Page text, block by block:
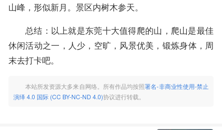
山峰，形似新月。景区内树木参天。
总结：以上就是东莞十大值得爬的山，爬山是最佳
休闲活动之一，人少，空旷，风景优美，锻炼身体，周
末去打卡吧。
本站所发资源大多来自网络。所有作品均按照署名-非商业性使用-禁止
演绎 4.0 国际 (CC BY-NC-ND 4.0)协议进行转载。